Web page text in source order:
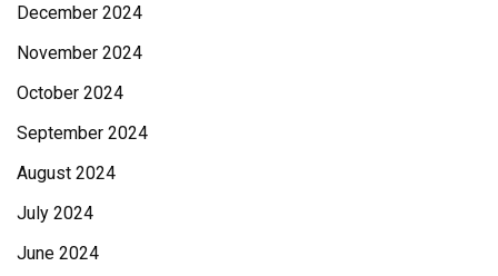
December 2024
November 2024
October 2024
September 2024
August 2024
July 2024
June 2024